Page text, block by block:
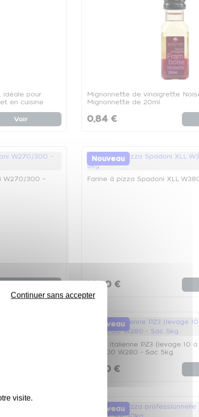
visite.
Continuer sans accepter
idéale pour
en cuisine
Voir
Mignonnette de vinaigrette
Mignonnette de 20ml
0,84 €
W270/300 –
Nouveau
Farine à pizza Spadoni XLL
16,80 €
Carton de 10kg
Nouveau
Farine italienne PZ3 (levage 10
Type 00 W280 - Sac 5kg
14,30 €
Nouveau